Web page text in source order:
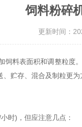
饲料粉碎
更新时间：
料表面积和调整粒
贮存、混合及制粒更为
时)，但应注意几点：